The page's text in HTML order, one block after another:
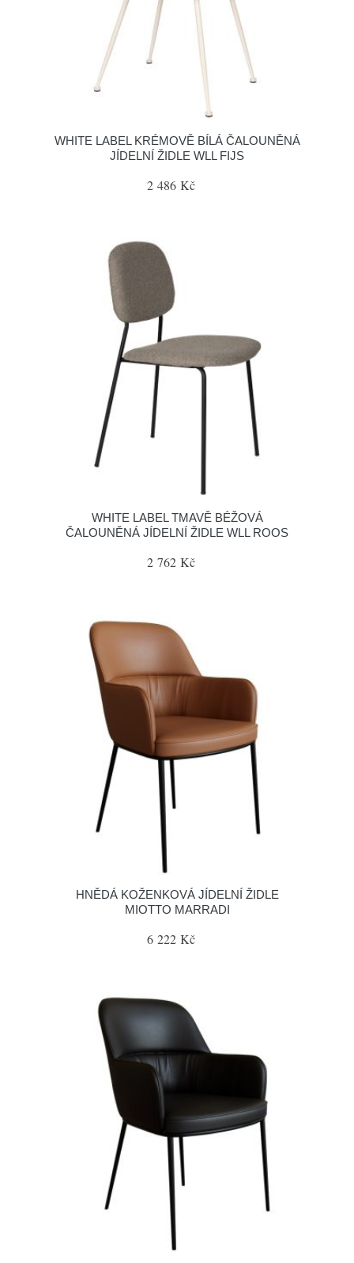
WHITE LABEL KRÉMOVĚ BÍLÁ ČALOUNĚNÁ
JÍDELNÍ ŽIDLE WLL FIJS
2 486 Kč
WHITE LABEL TMAVĚ BÉŽOVÁ
ČALOUNĚNÁ JÍDELNÍ ŽIDLE WLL ROOS
2 762 Kč
HNĚDÁ KOŽENKOVÁ JÍDELNÍ ŽIDLE
MIOTTO MARRADI
6 222 Kč